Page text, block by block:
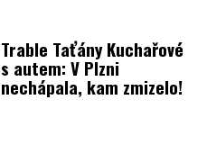
Trable Taťány Kuchařové
s autem: V Plzni
nechápala, kam zmizelo!